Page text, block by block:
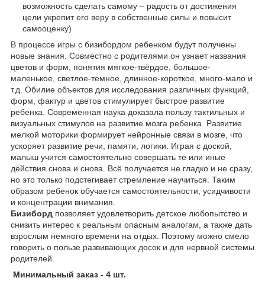
возможность сделать самому – радость от достижения
цели укрепит его веру в собственные силы и повысит
самооценку)
В процессе игры с бизибордом ребенком будут получены
новые знания. Совместно с родителями он узнает названия
цветов и форм, понятия мягкое-твёрдое, большое-
маленькое, светлое-темное, длинное-короткое, много-мало и
т.д. Обилие объектов для исследования различных функций,
форм, фактур и цветов стимулирует быстрое развитие
ребенка. Современная наука доказала пользу тактильных и
визуальных стимулов на развитие мозга ребенка. Развитие
мелкой моторики формирует нейронные связи в мозге, что
ускоряет развитие речи, памяти, логики. Играя с доской,
малыш учится самостоятельно совершать те или иные
действия снова и снова. Всё получается не гладко и не сразу,
но это только подстегивает стремление научиться. Таким
образом ребенок обучается самостоятельности, усидчивости
и концентрации внимания.
Бизиборд позволяет удовлетворить детское любопытство и
снизить интерес к реальным опасным аналогам, а также дать
взрослым немного времени на отдых. Поэтому можно смело
говорить о пользе развивающих досок и для нервной системы
родителей.
Минимальный заказ - 4 шт.